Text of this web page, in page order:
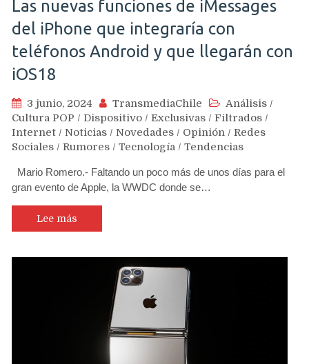
Las nuevas funciones de iMessages
del iPhone que integraría con
teléfonos Android y que llegarán con
iOS18
3 junio, 2024 TransmediaChile Análisis /
Cultura POP / Dispositivo / Exclusivas / Filtrados /
Internet / Noticias / Novedades / Opinión / Redes
Sociales / Rumores / Tecnología / Tendencias
Mario Romero.- Faltando un poco más de unos días para el
gran evento de Apple, la WWDC donde se…
Lee más